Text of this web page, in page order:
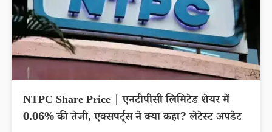
NTPC Share Price | एनटीपीसी लिमिटेड शेयर में
0.06% की तेजी, एक्सपर्ट्स ने क्या कहा? लेटेस्ट अपडेट